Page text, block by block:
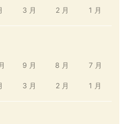
3 月 2 月 1 月
9 月 8 月 7 月
3 月 2 月 1 月